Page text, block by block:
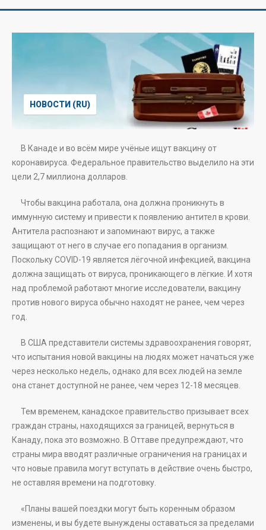
НОВОСТИ (RU)
В Канаде и во всём мире учёные ищут вакцину от
коронавируса. Федеральное правительство выделило на эти
цели 2,7 миллиона долларов.
Чтобы вакцина работала, она должна проникнуть в
иммунную систему и привести к появлению антител в крови.
Антитела распознают и запоминают вирус, а также
защищают от него в случае его попадания в организм.
Поскольку COVID-19 является лёгочной инфекцией, вакцина
должна защищать от вируса, проникающего в лёгкие. И хотя
над проблемой работают многие исследователи, вакцину
против нового вируса обычно находят не ранее, чем через
год.
В США представители системы здравоохранения говорят,
что испытания новой вакцины на людях может начаться уже
через несколько недель, однако для всех людей на земле
она станет доступной не ранее, чем через 12-18 месяцев.
Тем временем, канадское правительство призывает всех
граждан страны, находящихся за границей, вернуться в
Канаду, пока это возможно. В Оттаве предупреждают, что
страны мира вводят различные ограничения на границах и
что новые правила могут вступать в действие очень быстро,
не оставляя времени на подготовку.
«Планы вашей поездки могут быть коренным образом
изменены, и вы будете вынуждены оставаться за пределами